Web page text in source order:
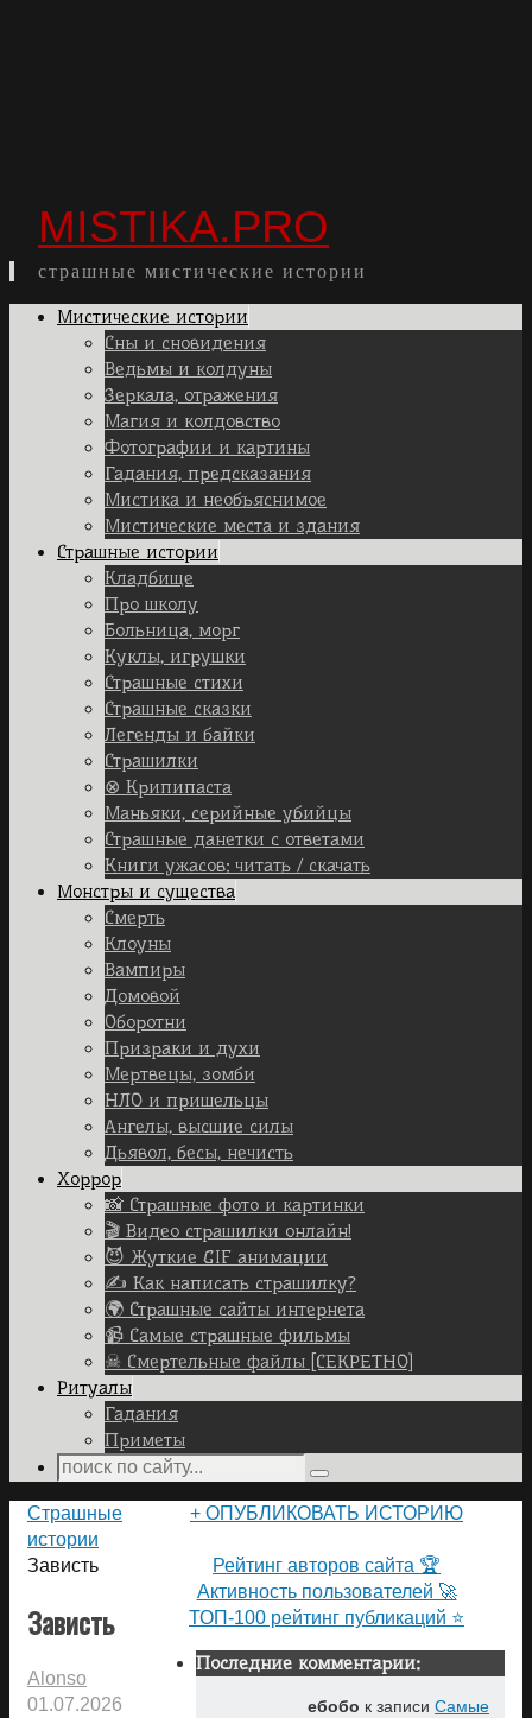
MISTIKA.PRO
страшные мистические истории
Skip
Мистические истории
Сны и сновидения
Ведьмы и колдуны
Зеркала, отражения
Магия и колдовство
Фотографии и картины
Гадания, предсказания
Мистика и необъяснимое
Мистические места и здания
Страшные истории
Кладбище
Про школу
Больница, морг
Куклы, игрушки
Страшные стихи
Страшные сказки
Легенды и байки
Страшилки
⊗ Крипипаста
Маньяки, серийные убийцы
Страшные данетки с ответами
Книги ужасов: читать / скачать
Монстры и существа
Смерть
Клоуны
Вампиры
Домовой
Оборотни
Призраки и духи
Мертвецы, зомби
НЛО и пришельцы
Ангелы, высшие силы
Дьявол, бесы, нечисть
Хоррор
📸 Страшные фото и картинки
🎬 Видео страшилки онлайн!
😈 Жуткие GIF анимации
✍ Как написать страшилку?
🌍 Страшные сайты интернета
📹 Самые страшные фильмы
☠ Смертельные файлы [СЕКРЕТНО]
Ритуалы
Гадания
Приметы
Search
Search
Home
Страшные
истории
Зависть
Зависть
Alonso
01.07.2026
+ ОПУБЛИКОВАТЬ ИСТОРИЮ
Рейтинг авторов сайта 🏆
Активность пользователей 🚀
ТОП-100 рейтинг публикаций ⭐
Последние комментарии:
ебобо к записи Самые